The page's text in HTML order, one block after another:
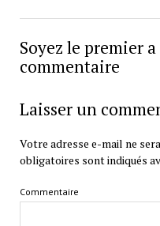
Soyez le premier
commentaire
Laisser un
Votre adresse e-mail ne
obligatoires sont indiqués
Commentaire